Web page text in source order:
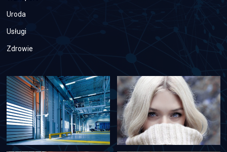
Uroda
Usługi
Zdrowie